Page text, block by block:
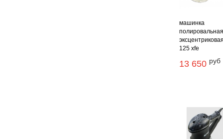
машинка
125 xfe
13 650 руб